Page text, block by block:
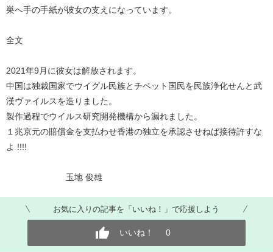
巣へ手の手紙が彼女の支えになっています。
全文
2021年9月に彼女は解放されます。
中国は独裁国家でウイグル民族とチベット国民を民族浄化せんと武
漢ヴァイルスを造りました。
製作過程でウイルス研究開発機構から漏れました。
１兆京元の賠償金を支払わせ香港の独立を承認させねば接待許すな
よ !!!!
玉地 俊雄
お気に入りの記事を「いいね！」で応援しよう
いいね！ 0